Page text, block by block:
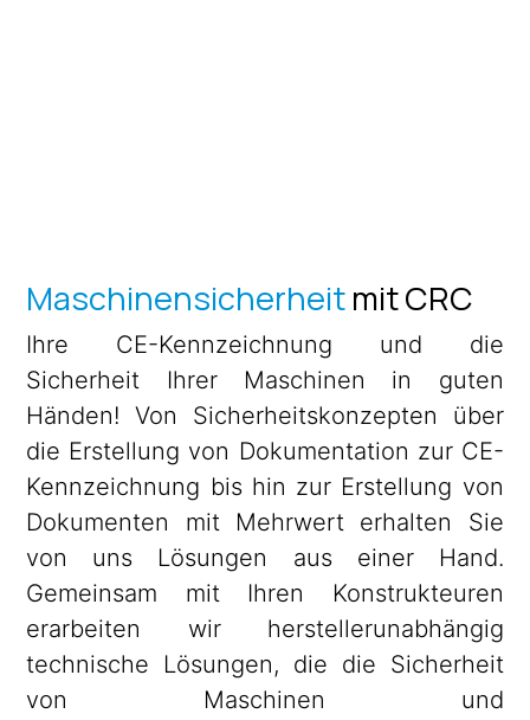
Maschinensicherheitmit CRC
Ihre CE-Kennzeichnung und die
Sicherheit Ihrer Maschinen in guten
Händen! Von Sicherheitskonzepten über
die Erstellung von Dokumentation zur CE-
Kennzeichnung bis hin zur Erstellung von
Dokumenten mit Mehrwert erhalten Sie
von uns Lösungen aus einer Hand.
Gemeinsam mit Ihren Konstrukteuren
erarbeiten wir herstellerunabhängig
technische Lösungen, die die Sicherheit
von Maschinen und